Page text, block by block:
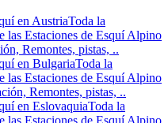
en AustriaToda la
las Estaciones de Esquí Alpino
Remontes, pistas, ..
en BulgariaToda la
las Estaciones de Esquí Alpino
Remontes, pistas, ..
en EslovaquiaToda la
las Estaciones de Esquí Alpino